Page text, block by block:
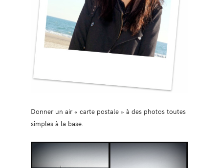
Donner un air « carte postale » à des photos toutes
simples à la base.